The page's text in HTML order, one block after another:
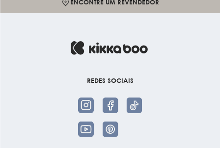
ENCONTRE UM REVENDEDOR
REDES SOCIAIS